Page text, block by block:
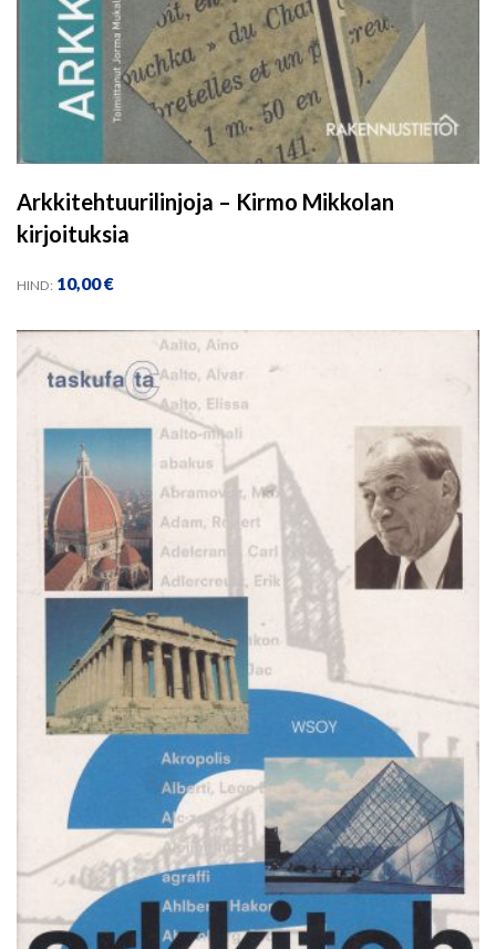
Arkkitehtuurilinjoja – Kirmo Mikkolan
kirjoituksia
HIND: 10,00€